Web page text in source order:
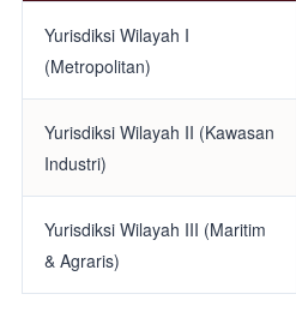
Yurisdiksi Wilayah I
(Metropolitan)
Yurisdiksi Wilayah II (Kawasan
Industri)
Yurisdiksi Wilayah III (Maritim
& Agraris)